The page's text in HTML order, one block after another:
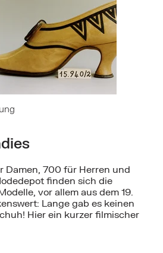
Damen, 700 für Herren und
finden sich die
vor allem aus dem 19.
Lange gab es keinen
Hier ein kurzer filmischer